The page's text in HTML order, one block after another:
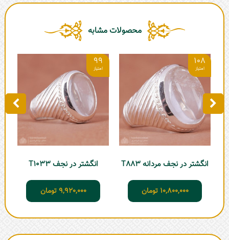
محصولات مشابه
108
انگشتر در نجف مردانه T883
10,800,000 تومان
99
انگشتر در نجف T1033
9,920,000 تومان